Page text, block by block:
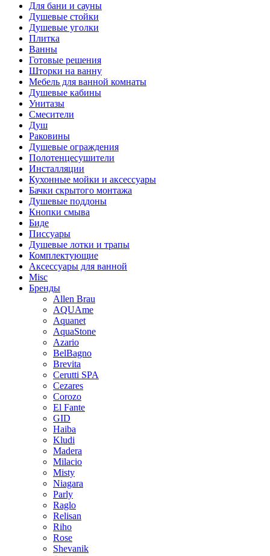
Для бани и сауны
Душевые стойки
Душевые уголки
Плитка
Ванны
Готовые решения
Шторки на ванну
Мебель для ванной комнаты
Душевые кабины
Унитазы
Смесители
Душ
Раковины
Душевые ограждения
Полотенцесушители
Инсталляции
Кухонные мойки и аксессуары
Бачки скрытого монтажа
Душевые поддоны
Кнопки смыва
Биде
Писсуары
Душевые лотки и трапы
Комплектующие
Аксессуары для ванной
Misc
Бренды
Allen Brau
AQUAme
Aquanet
AquaStone
Azario
BelBagno
Brevita
Cerutti SPA
Cezares
Corozo
El Fante
GID
Haiba
Kludi
Madera
Milacio
Misty
Niagara
Parly
Raglo
Relisan
Riho
Rose
Shevanik